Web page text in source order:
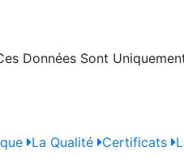
Données Sont
La Qualité Certificats